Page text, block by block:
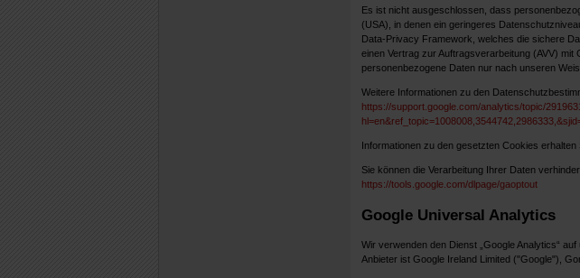
Es ist nicht ausgeschlossen, dass
(USA), in denen ein geringeres
Data-Privacy Framework, welches die sichere
einen Vertrag zur Auftragsverarbeitung (AVV)
personenbezogene Daten nur nach unseren
Weitere Informationen zu den
https://support.google.com/analytics/topic/
Informationen zu den gesetzten Cookies erhalten
Sie können die Verarbeitung Ihrer Daten
https://tools.google.com/dlpage/gaoptout
Google Universal Analytics
Wir verwenden den Dienst „Google Analytics“
Anbieter ist Google Ireland Limited ("Google"),